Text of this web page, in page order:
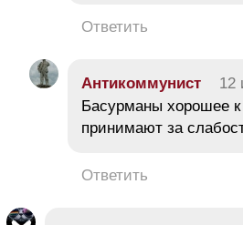
Ответить
Антикоммунист 12
Басурманы хорошее
принимают за
Ответить